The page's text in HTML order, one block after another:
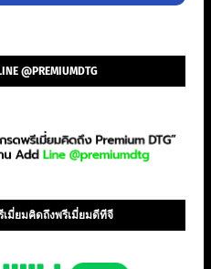
@PREMIUMDTG
เมี่ยมคิดถึงพรีเมี่ยมดีทีจี